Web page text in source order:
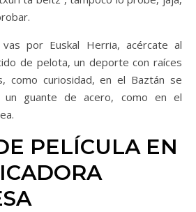
por Euskal Herria, acércate al
de pelota, un deporte con raíces
como curiosidad, en el Baztán se
un guante de acero, como en el
PELÍCULA EN